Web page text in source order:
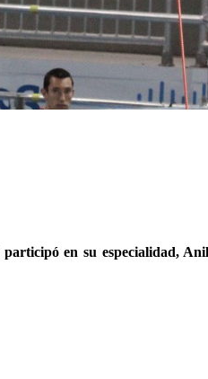
participó en su especialidad,